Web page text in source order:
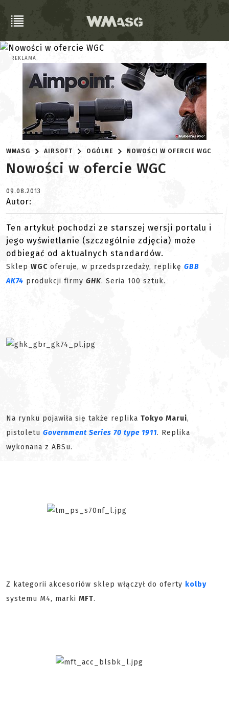
REKLAMA
WMASG AIRSOFT OGÓLNE NOWOŚCI W OFERCIE WGC
Nowości w ofercie WGC
09.08.2013
Autor:
Ten artykuł pochodzi ze starszej wersji portalu i
jego wyświetlanie (szczególnie zdjęcia) może
odbiegać od aktualnych standardów.
Sklep WGC oferuje, w przedsprzedaży, replikę GBB
AK74 produkcji firmy GHK. Seria 100 sztuk.
Na rynku pojawiła się także replika Tokyo Marui,
pistoletu Government Series 70 type 1911. Replika
wykonana z ABSu.
Z kategorii akcesoriów sklep włączył do oferty kolby
systemu M4, marki MFT.